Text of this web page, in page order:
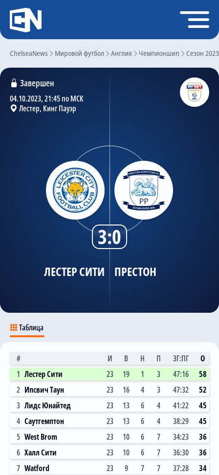
ChelseaNews Мировой футбол Англия Чемпионшип Сезон
ЛЕСТЕР СИТИ ПРЕСТОН
Завершен
04.10.2023, 21:45 по МСК
Лестер, Кинг Пауэр
3:0
Таблица
# И В Н П ЗГ:ПГ
О
1 Лестер Сити 23 19 1 3 47:16
58
2 Ипсвич Таун 23 16 4 3 47:32
52
3 Лидс Юнайтед 23 13 6 4 41:22
45
4 Саутгемптон 23 13 6 4 38:29
45
5 West Brom 23 10 6 7 34:23
36
6 Халл Сити 23 10 6 7 36:30
36
7 Watford 23 9 7 7 37:28
34
Регистрация
Главная
Чат
Трансферы
Статистика
Календарь игр
Состав команды
Поиск по сайту
О сайте